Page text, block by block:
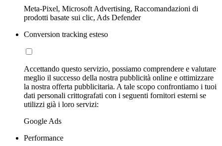
Meta-Pixel, Microsoft Advertising, Raccomandazioni di
prodotti basate sui clic, Ads Defender
Conversion tracking esteso
Accettando questo servizio, possiamo comprendere e valutare
meglio il successo della nostra pubblicità online e ottimizzare
la nostra offerta pubblicitaria. A tale scopo confrontiamo i tuoi
dati personali crittografati con i seguenti fornitori esterni se
utilizzi già i loro servizi:
Google Ads
Performance